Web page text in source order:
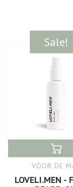
Sale!
VOOR DE
LOVELI.MEN -